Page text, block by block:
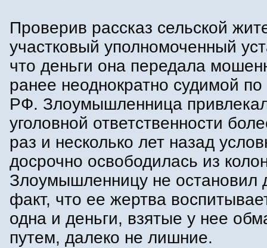
Проверив рассказ сельской
участковый уполномоченный
что деньги она передала
ранее неоднократно судимой по
РФ. Злоумышленница
уголовной ответственности
раз и несколько лет назад
досрочно освободилась из
Злоумышленницу не остановил
факт, что ее жертва
одна и деньги, взятые у нее
путем, далеко не лишние.